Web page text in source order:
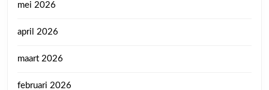
mei 2026
april 2026
maart 2026
februari 2026